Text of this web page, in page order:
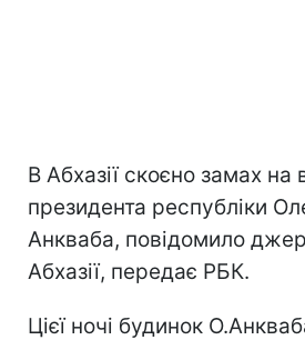
В Абхазії скоєно замах на
президента республіки
Анкваба, повідомило
Абхазії, передає РБК.
Цієї ночі будинок